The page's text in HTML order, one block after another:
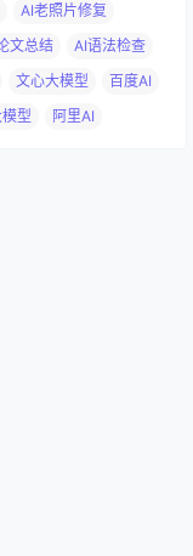
AI老照片修复
文总结
AI语法检查
文心大模型
百度AI
型 阿里AI